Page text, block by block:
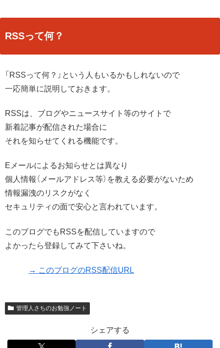
RSSって何？
「RSSって何？」という人もいるかもしれないので
一応簡単に説明しておきます。
RSSは、ブログやニュースサイト等のサイトで
新着記事が配信された場合に
それを知らせてくれる機能です。
Eメールによるお知らせとは異なり
個人情報（メールアドレス等）を教える必要がないため
情報漏洩のリスクがなく
セキュリティの面で安心と言われています。
このブログでもRSSを配信していますので
よかったら登録してみて下さいね。
→ このブログのRSS配信URL
管理人さちのお勉強ノート
シェアする